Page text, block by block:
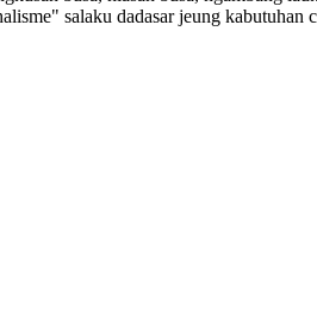
salaku dadasar jeung